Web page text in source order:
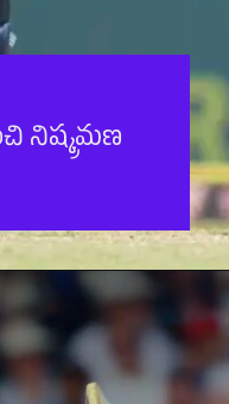
నిష్క్రమణ